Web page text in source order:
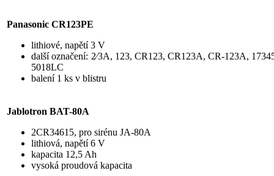
Panasonic CR123PE
lithiové, napětí 3 V
další označení: 2⁄3A, 123, CR123, CR123A, CR-123A,
5018LC
balení 1 ks v blistru
Jablotron BAT-80A
2CR34615, pro sirénu JA-80A
lithiová, napětí 6 V
kapacita 12,5 Ah
vysoká proudová kapacita